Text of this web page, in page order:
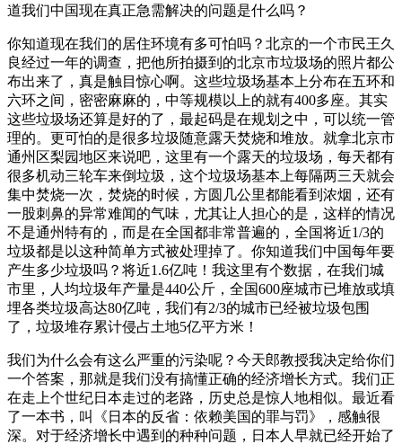
道我们中国现在真正急需解决的问题是什么吗？
你知道现在我们的居住环境有多可怕吗？北京的一个市民王久
良经过一年的调查，把他所拍摄到的北京市垃圾场的照片都公
布出来了，真是触目惊心啊。这些垃圾场基本上分布在五环和
六环之间，密密麻麻的，中等规模以上的就有400多座。其实
这些垃圾场还算是好的了，最起码是在规划之中，可以统一管
理的。更可怕的是很多垃圾随意露天焚烧和堆放。就拿北京市
通州区梨园地区来说吧，这里有一个露天的垃圾场，每天都有
很多机动三轮车来倒垃圾，这个垃圾场基本上每隔两三天就会
集中焚烧一次，焚烧的时候，方圆几公里都能看到浓烟，还有
一股刺鼻的异常难闻的气味，尤其让人担心的是，这样的情况
不是通州特有的，而是在全国都非常普遍的，全国将近1/3的
垃圾都是以这种简单方式被处理掉了。你知道我们中国每年要
产生多少垃圾吗？将近1.6亿吨！我这里有个数据，在我们城
市里，人均垃圾年产量是440公斤，全国600座城市已堆放或填
埋各类垃圾高达80亿吨，我们有2/3的城市已经被垃圾包围
了，垃圾堆存累计侵占土地5亿平方米！
我们为什么会有这么严重的污染呢？今天郎教授我决定给你们
一个答案，那就是我们没有搞懂正确的经济增长方式。我们正
在走上个世纪日本走过的老路，历史总是惊人地相似。最近看
了一本书，叫《日本的反省：依赖美国的罪与罚》，感触很
深。对于经济增长中遇到的种种问题，日本人早就已经开始了